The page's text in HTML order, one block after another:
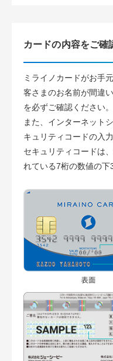
カードの内容をご確
ミライノカードがお手
客さまのお名前が間違
を必ずご確認ください。
また、インターネット
キュリティコードの入
セキュリティコードは
れている7桁の数値の下